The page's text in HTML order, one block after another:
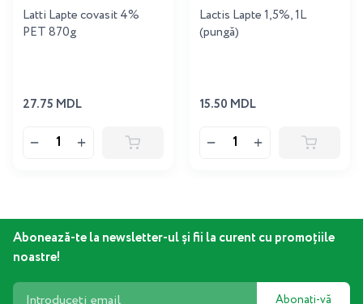
Latti Lapte covasit 4%
PET 870g
27.75 MDL
Lactis Lapte 1,5%, 1L
(pungă)
15.50 MDL
Abonează-te la newsletter-ul și fii la curent cu promoțiile
noastre!
Abonați-vă